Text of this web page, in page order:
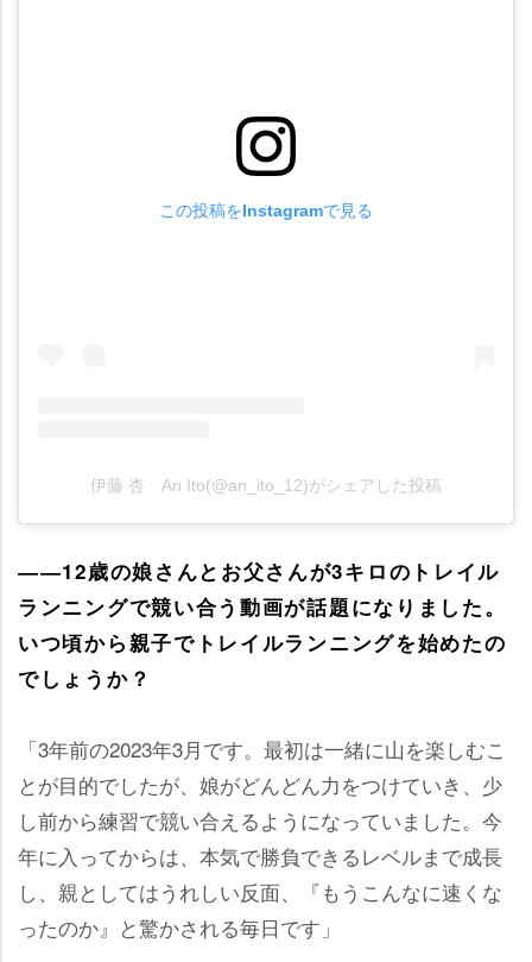
この投稿をInstagramで見る
伊藤 杏 An Ito(@an_ito_12)がシェアした投稿
――12歳の娘さんとお父さんが3キロのトレイル
ランニングで競い合う動画が話題になりました。
いつ頃から親子でトレイルランニングを始めたの
でしょうか？
「3年前の2023年3月です。最初は一緒に山を楽しむこ
とが目的でしたが、娘がどんどん力をつけていき、少
し前から練習で競い合えるようになっていました。今
年に入ってからは、本気で勝負できるレベルまで成長
し、親としてはうれしい反面、『もうこんなに速くな
ったのか』と驚かされる毎日です」